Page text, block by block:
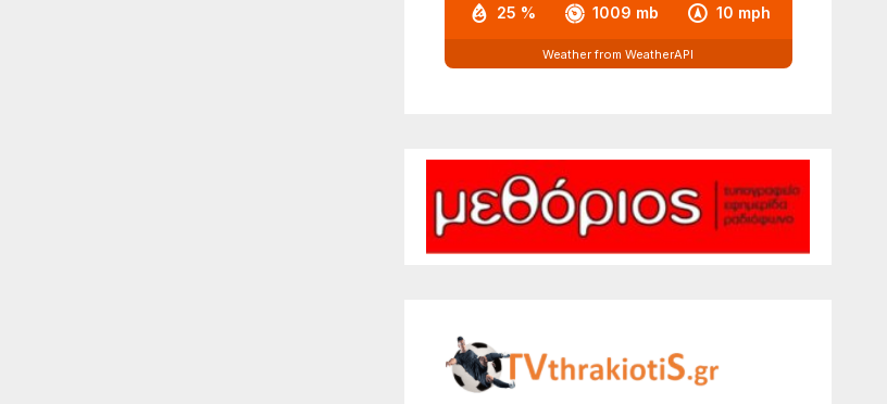
25 % 1009 mb 10 mph
Weather from WeatherAPI